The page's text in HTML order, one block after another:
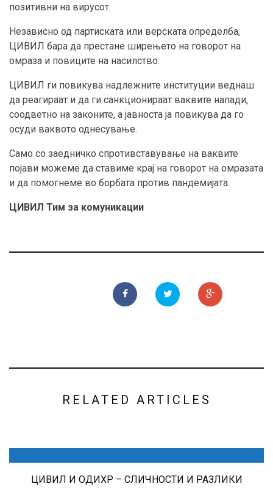
позитивни на вирусот.
Независно од партиската или верската определба,
ЦИВИЛ бара да престане ширењето на говорот на
омраза и повиците на насилство.
ЦИВИЛ ги повикува надлежните институции веднаш
да реагираат и да ги санкционираат ваквите напади,
соодветно на законите, а јавноста ја повикува да го
осуди ваквото однесување.
Само со заедничко спротивставување на ваквите
појави можеме да ставиме крај на говорот на омразата
и да помогнеме во борбата против пандемијата.
ЦИВИЛ Тим за комуникации
RELATED ARTICLES
ЦИВИЛ И ОДИХР – СЛИЧНОСТИ И РАЗЛИКИ